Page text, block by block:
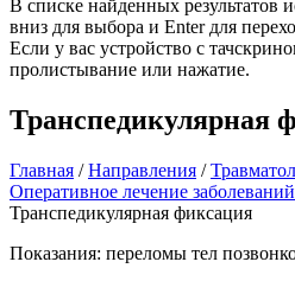
В списке найденных результатов
вниз для выбора и Enter для
Если у вас устройство с
пролистывание или нажатие.
Транспедикулярная
Главная /Направления /
Оперативное лечение
Транспедикулярная фиксация
Показания: переломы тел